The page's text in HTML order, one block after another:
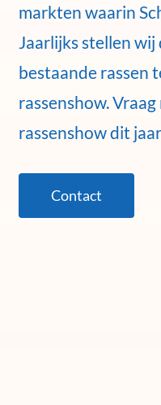
markten waarin
Jaarlijks stellen
bestaande rassen
rassenshow.
rassenshow dit
Contact